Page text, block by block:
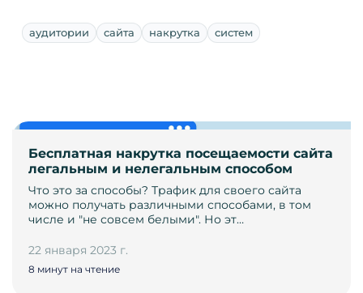
аудитории сайта накрутка систем
Бесплатная накрутка посещаемости сайта
легальным и нелегальным способом
Что это за способы? Трафик для своего сайта
можно получать различными способами, в том
числе и "не совсем белыми". Но эт…
22 января 2023 г.
8 минут на чтение